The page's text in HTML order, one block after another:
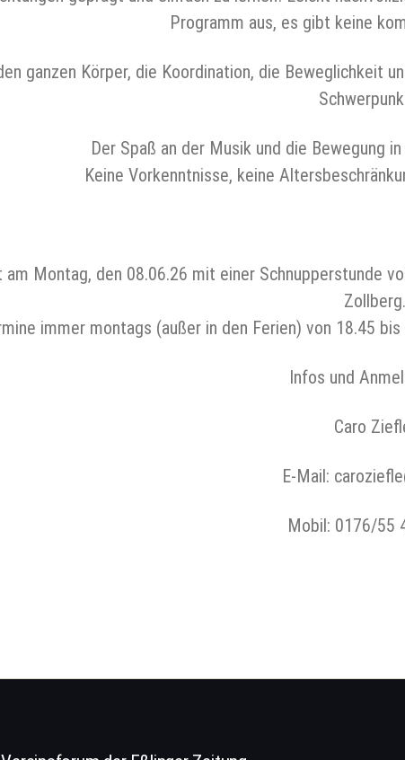
Programm aus, es gibt keine
ganzen Körper, die Koordination, die Beweglichkeit
Der Spaß an der Musik und die Bewegung
Keine Vorkenntnisse, keine
Montag, den 08.06.26 mit einer Schnupperstunde
Zollberg.
immer montags (außer in den Ferien) von 18.45
Infos und
Caro
E-Mail:
Mobil: 0176/55